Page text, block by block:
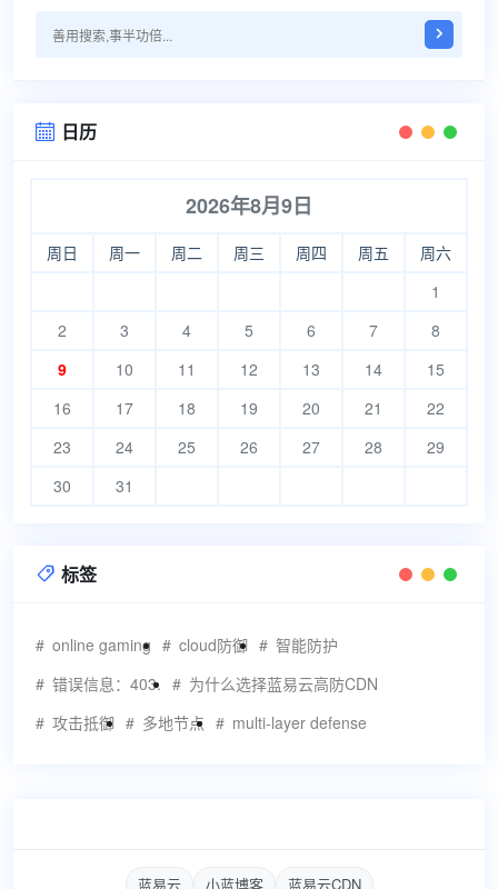
 日历
2026年8月9日
周日 周一 周二 周三 周四 周五
周六
1
2
3 4 5 6 7
8
9
10 11 12 13 14
15
16
17 18 19 20 21
22
23
24 25 26 27 28
29
30
31
 标签
online gaming cloud防御
智能防护
错误信息：403.
为什么选择蓝易云高防CDN
攻击抵御
多地节点 multi-layer defense
蓝易云 小蓝博客 蓝易云CDN